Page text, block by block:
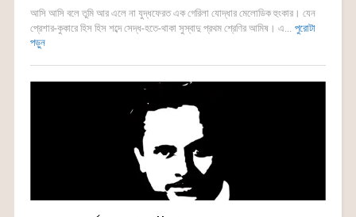
আসি আসি বলে তুমি আর এলে না যুদ্ধফেরত এক গেরিলা যোদ্ধার মেলোডিক হুংকার। যেন
প্রেশার-কুকারে হিস হিস শব্দে সেদ্ধ-হতে-থাকা সুস্বাদু প্রথম শ্রেণির আমিষ। এ... পুরোটা
পড়ুন